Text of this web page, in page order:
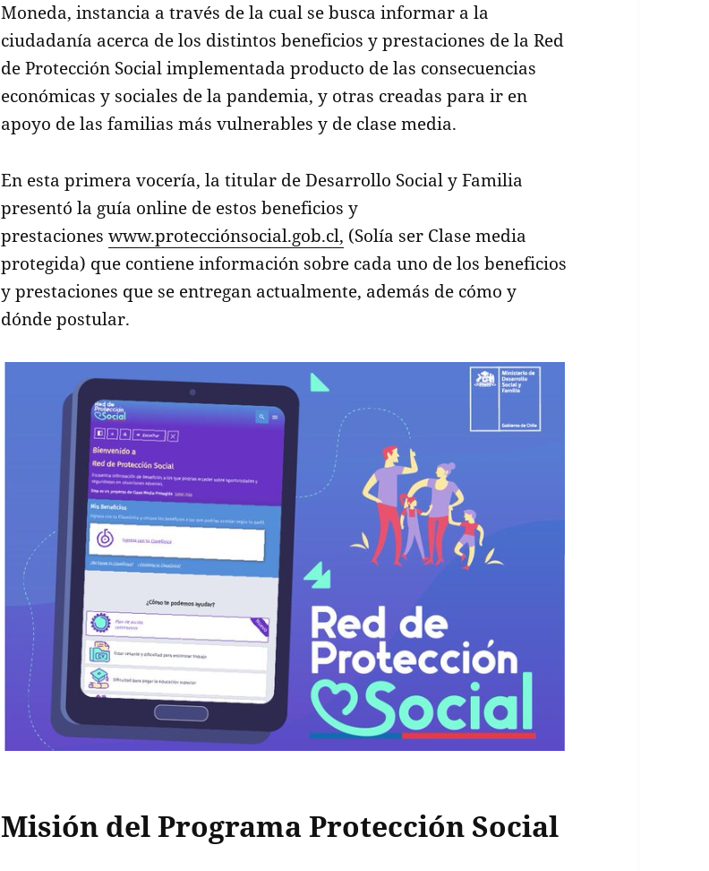
Moneda, instancia a través de la cual se busca informar a la
ciudadanía acerca de los distintos beneficios y prestaciones de la Red
de Protección Social implementada producto de las consecuencias
económicas y sociales de la pandemia, y otras creadas para ir en
apoyo de las familias más vulnerables y de clase media.
En esta primera vocería, la titular de Desarrollo Social y Familia
presentó la guía online de estos beneficios y
prestacioneswww.protecciónsocial.gob.cl, (Solía ser Clase media
protegida) que contiene información sobre cada uno de los beneficios
y prestaciones que se entregan actualmente, además de cómo y
dónde postular.
Misión del Programa Protección Social